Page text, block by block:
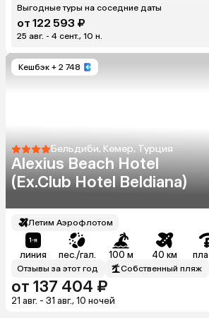
Выгодные туры на соседние даты
от 122 593 ₽
25 авг. - 4 сент., 10 н.
Кешбэк + 2 748
Бельдиби, Кемер, Турция
Alexius Beach Hotel
(Ex.Club Hotel Beldiana)
Летим Аэрофлотом
линия пес./гал. 100 м 40 км
Отзывы за этот год Собственный пляж
от 137 404 ₽
21 авг. - 31 авг., 10 ночей